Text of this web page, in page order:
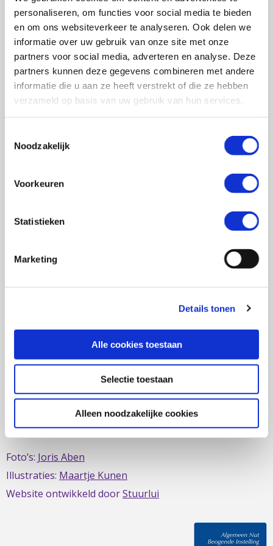
personaliseren, om functies voor social media te bieden
en om ons websiteverkeer te analyseren. Ook delen we
informatie over uw gebruik van onze site met onze
partners voor social media, adverteren en analyse. Deze
partners kunnen deze gegevens combineren met andere
informatie die u aan ze heeft verstrekt of die ze hebben
verzameld op basis van uw gebruik van hun services.
Noodzakelijk
Voorkeuren
Statistieken
Marketing
Details tonen
Alle cookies toestaan
Selectie toestaan
Alleen noodzakelijke cookies
0348 – 43 29 20(algemene nummer)
(ma t/m do: van 10.00 tot 14.30 uur)
info@crohn-colitis.nl
0348 – 420 780 (ervaringsdeskundigenlijn)
(ma t/m do: van 10:00 tot 12:30 uur)
ervaringsdeskundigen@crohn-colitis.nl
voor mensen met chronische darmziektes zoals de ziekte
van Crohn, colitis ulcerosa en microscopische colitis.
Deze ontstekingsziektes noemt men ook wel
Inflammatory Bowel Disease (IBD). Crohn & Colitis NL zet
zich al sinds 1979 in om de belangen van mensen met
IBD te behartigen. Evenals de belangen van mensen met
short bowel/darmfalen.
Deze website is mede mogelijk gemaakt door het
Fonds
Foto’s: Joris Aben
Illustraties: Maartje Kunen
Website ontwikkeld doorStuurlui